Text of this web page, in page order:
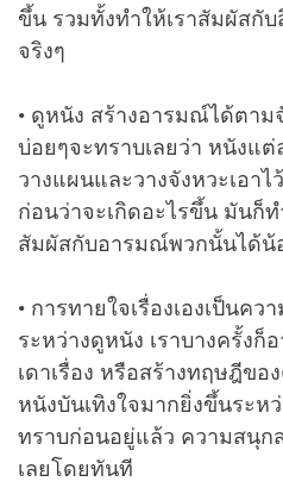
ขึ้น รวมทั้งทำให้เราสัมผัสกั
จริงๆ
• ดูหนัง สร้างอารมณ์ได้ตาม
บ่อยๆจะทราบเลยว่า หนังแต่
วางแผนและวางจังหวะเอา
ก่อนว่าจะเกิดอะไรขึ้น มันก็
สัมผัสกับอารมณ์พวกนั้นได้น้
• การทายใจเรื่องเองเป็นคว
ระหว่างดูหนัง เราบางครั้ง
เดาเรื่อง หรือสร้างทฤษฎีขอ
หนังบันเทิงใจมากยิ่งขึ้นระห
ทราบก่อนอยู่แล้ว ความสนุก
เลยโดยทันที